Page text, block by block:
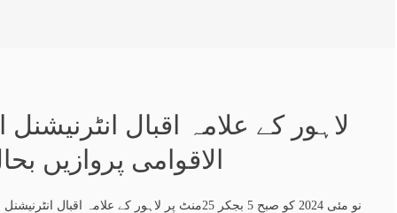
لاہور کے علامہ اقبال انٹرنیشنل
الاقوامی پروازیں
نو مئی 2024 کو صبح 5 بجکر 25منٹ پر لاہور کے علامہ